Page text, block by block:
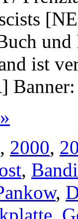
ist
, 2000,
,
,
,